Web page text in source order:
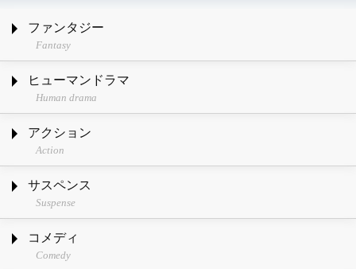
ファンタジー
Fantasy
ヒューマンドラマ
Human drama
アクション
Action
サスペンス
Suspense
コメディ
Comedy